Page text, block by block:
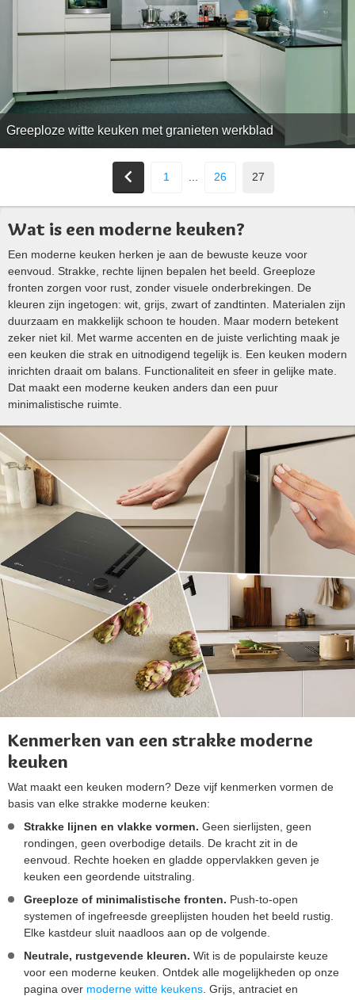
Greeploze witte keuken met granieten werkblad
1 ... 26 27
Wat is een moderne keuken?
Een moderne keuken herken je aan de bewuste keuze voor
eenvoud. Strakke, rechte lijnen bepalen het beeld. Greeploze
fronten zorgen voor rust, zonder visuele onderbrekingen. De
kleuren zijn ingetogen: wit, grijs, zwart of zandtinten. Materialen zijn
duurzaam en makkelijk schoon te houden. Maar modern betekent
zeker niet kil. Met warme accenten en de juiste verlichting maak je
een keuken die strak en uitnodigend tegelijk is. Een keuken modern
inrichten draait om balans. Functionaliteit en sfeer in gelijke mate.
Dat maakt een moderne keuken anders dan een puur
minimalistische ruimte.
Kenmerken van een strakke moderne
keuken
Wat maakt een keuken modern? Deze vijf kenmerken vormen de
basis van elke strakke moderne keuken:
Strakke lijnen en vlakke vormen. Geen sierlijsten, geen
rondingen, geen overbodige details. De kracht zit in de
eenvoud. Rechte hoeken en gladde oppervlakken geven je
keuken een geordende uitstraling.
Greeploze of minimalistische fronten. Push-to-open
systemen of ingefreesde greeplijsten houden het beeld rustig.
Elke kastdeur sluit naadloos aan op de volgende.
Neutrale, rustgevende kleuren. Wit is de populairste keuze
voor een moderne keuken. Ontdek alle mogelijkheden op onze
pagina over moderne witte keukens . Grijs, antraciet en